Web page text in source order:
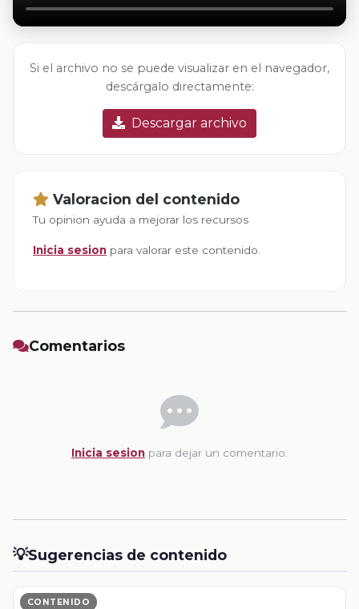
Si el archivo no se puede visualizar en el navegador,
descárgalo directamente:
Descargar archivo
Valoracion del contenido
Tu opinion ayuda a mejorar los recursos
Inicia sesion para valorar este contenido.
Comentarios
Inicia sesion para dejar un comentario.
💡Sugerencias de contenido
CONTENIDO